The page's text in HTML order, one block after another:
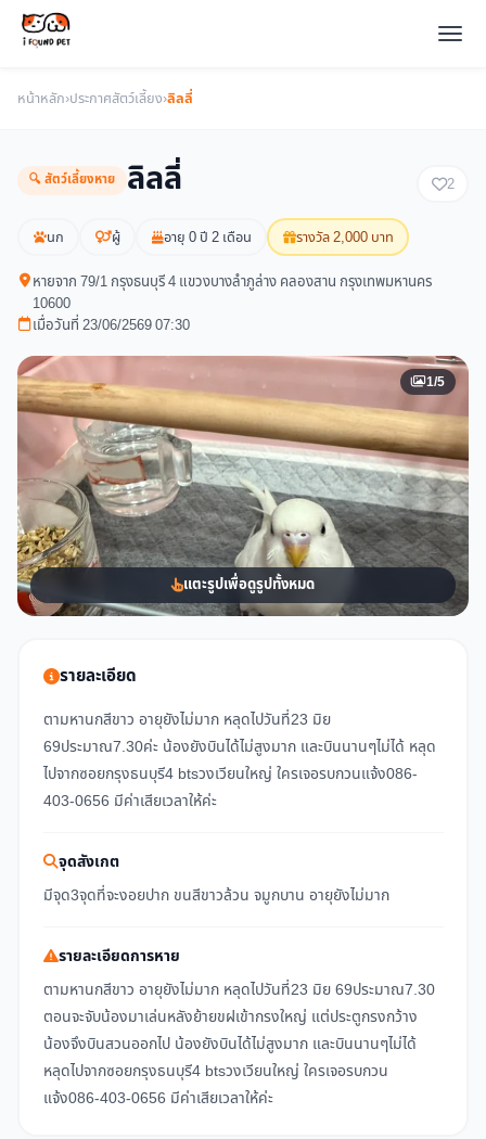
หน้าหลัก›ประกาศสัตว์เลี้ยง›ลิลลี่
🔍 สัตว์เลี้ยงหาย ลิลลี่ 2
นก ผู้ อายุ 0 ปี 2 เดือน รางวัล 2,000 บาท
หายจาก 79/1 กรุงธนบุรี 4 แขวงบางลำภูล่าง คลองสาน กรุงเทพมหานคร
10600
เมื่อวันที่ 23/06/2569 07:30
1/5
แตะรูปเพื่อดูรูปทั้งหมด
รายละเอียด
ตามหานกสีขาว อายุยังไม่มาก หลุดไปวันที่23 มิย
69ประมาณ7.30ค่ะ น้องยังบินได้ไม่สูงมาก และบินนานๆไม่ได้ หลุด
ไปจากซอยกรุงธนบุรี4 btsวงเวียนใหญ่ ใครเจอรบกวนแจ้ง086-
403-0656 มีค่าเสียเวลาให้ค่ะ
จุดสังเกต
มีจุด3จุดที่จะงอยปาก ขนสีขาวล้วน จมูกบาน อายุยังไม่มาก
รายละเอียดการหาย
ตามหานกสีขาว อายุยังไม่มาก หลุดไปวันที่23 มิย 69ประมาณ7.30
ตอนจะจับน้องมาเล่นหลังย้ายขฝเข้ากรงใหญ่ แต่ประตูกรงกว้าง
น้องจึงบินสวนออกไป น้องยังบินได้ไม่สูงมาก และบินนานๆไม่ได้
หลุดไปจากซอยกรุงธนบุรี4 btsวงเวียนใหญ่ ใครเจอรบกวน
แจ้ง086-403-0656 มีค่าเสียเวลาให้ค่ะ